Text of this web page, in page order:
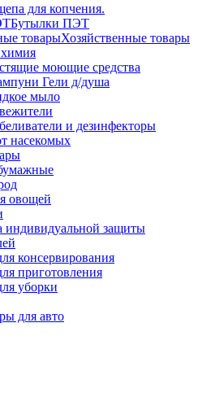
для копчения.
Бутылки ПЭТ
Хозяйственные товары
моющие средства
Гели д/душа
мыло
и дезинфекторы
насекомых
овощей
индивидуальной защиты
консервирования
приготовления
уборки
для авто